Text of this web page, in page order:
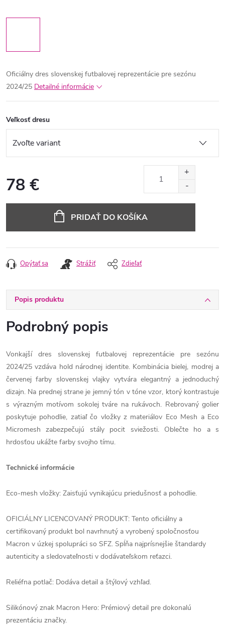
Oficiálny dres slovenskej futbalovej reprezentácie pre sezónu
2024/25 Detailné informácie
Veľkosť dresu
78 €
PRIDAŤ DO KOŠÍKA
Opýtať sa Strážiť Zdieľať
Popis produktu
Podrobný popis
Vonkajší dres slovenskej futbalovej reprezentácie pre sezónu
2024/25 vzdáva hold národnej identite. Kombinácia bielej, modrej a
červenej farby slovenskej vlajky vytvára elegantný a jednoduchý
dizajn. Na prednej strane je jemný tón v tóne vzor, ktorý kontrastuje
s výrazným motívom sokolej tváre na rukávoch. Rebrovaný golier
poskytuje pohodlie, zatiaľ čo vložky z materiálov Eco Mesh a Eco
Micromesh zabezpečujú stály pocit sviežosti. Oblečte ho a s
hrdosťou ukážte farby svojho tímu.
Technické informácie
Eco-mesh vložky: Zaisťujú vynikajúcu priedušnosť a pohodlie.
OFICIÁLNY LICENCOVANÝ PRODUKT: Tento oficiálny a
certifikovaný produkt bol navrhnutý a vyrobený spoločnosťou
Macron v úzkej spolupráci so SFZ. Spĺňa najprísnejšie štandardy
autenticity a sledovateľnosti v dodávateľskom reťazci.
Reliéfna potlač: Dodáva detail a štýlový vzhľad.
Silikónový znak Macron Hero: Prémiový detail pre dokonalú
prezentáciu značky.